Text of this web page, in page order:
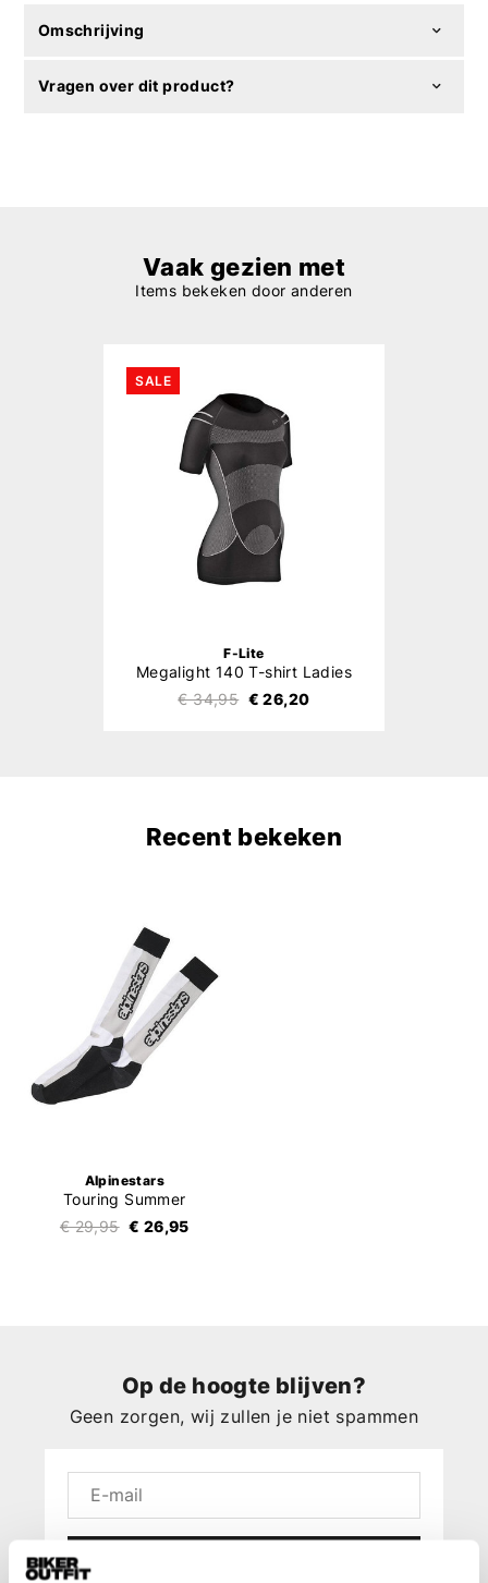
Omschrijving
Vragen over dit product?
Vaak gezien met
Items bekeken door anderen
SALE
F-Lite
Megalight 140 T-shirt Ladies
€ 34,95 € 26,20
Recent bekeken
Alpinestars
Touring Summer
€ 29,95 € 26,95
Op de hoogte blijven?
Geen zorgen, wij zullen je niet spammen